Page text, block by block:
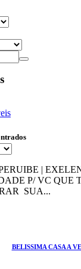
BELISSIMA CASA A